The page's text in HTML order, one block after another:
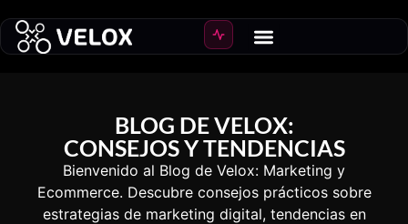
BLOG DE VELOX:
CONSEJOS Y TENDENCIAS
Bienvenido al Blog de Velox: Marketing y
Ecommerce. Descubre consejos prácticos sobre
estrategias de marketing digital, tendencias en